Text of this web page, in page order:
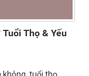
Thọ & Yếu